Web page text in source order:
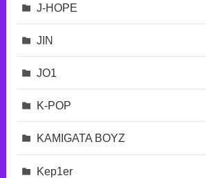
J-HOPE
JIN
JO1
K-POP
KAMIGATA BOYZ
Kep1er